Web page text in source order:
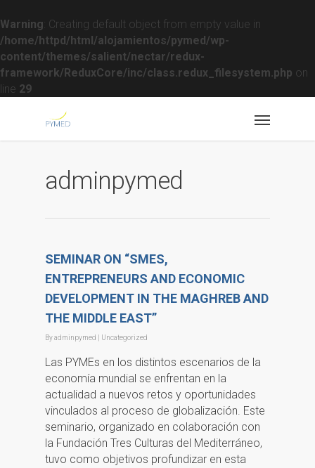
Warning : Creating default object from empty value in
/home/httpd/html/alojamientos/pymed/wp-
content/themes/salient/nectar/redux-
framework/ReduxCore/inc/class.redux_filesystem.php on
line 29
adminpymed
SEMINAR ON “SMES,
ENTREPRENEURS AND ECONOMIC
DEVELOPMENT IN THE MAGHREB AND
THE MIDDLE EAST”
Byadminpymed | Uncategorized
Las PYMEs en los distintos escenarios de la
economía mundial se enfrentan en la
actualidad a nuevos retos y oportunidades
vinculados al proceso de globalización. Este
seminario, organizado en colaboración con
la Fundación Tres Culturas del Mediterráneo,
tuvo como objetivos profundizar en esta